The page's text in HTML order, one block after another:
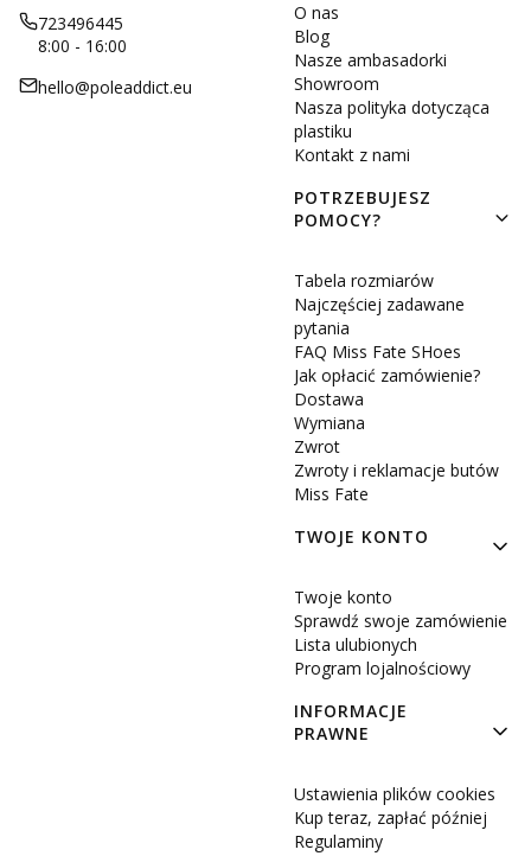
723496445
8:00 - 16:00
hello@poleaddict.eu
O nas
Blog
Nasze ambasadorki
Showroom
Nasza polityka dotycząca
plastiku
Kontakt z nami
POTRZEBUJESZ
POMOCY?
Tabela rozmiarów
Najczęściej zadawane
pytania
FAQ Miss Fate SHoes
Jak opłacić zamówienie?
Dostawa
Wymiana
Zwrot
Zwroty i reklamacje butów
Miss Fate
TWOJE KONTO
Twoje konto
Sprawdź swoje zamówienie
Lista ulubionych
Program lojalnościowy
INFORMACJE
PRAWNE
Ustawienia plików cookies
Kup teraz, zapłać później
Regulaminy